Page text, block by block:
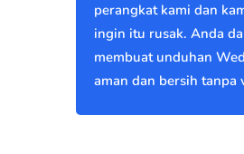
perangkat kami dan
ingin itu rusak. Anda
membuat unduhan
aman dan bersih tanpa